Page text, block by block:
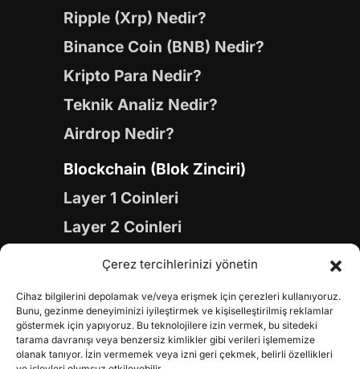
Çerez tercihlerinizi yönetin
Cihaz bilgilerini depolamak ve/veya erişmek için çerezleri kullanıyoruz.
Bunu, gezinme deneyiminizi iyileştirmek ve kişiselleştirilmiş reklamlar
göstermek için yapıyoruz. Bu teknolojilere izin vermek, bu sitedeki
tarama davranışı veya benzersiz kimlikler gibi verileri işlememize
olanak tanıyor. İzin vermemek veya izni geri çekmek, belirli özellikleri
Ripple (Xrp) Nedir?
Binance Coin (BNB) Nedir?
Kripto Para Nedir?
Teknik Analiz Nedir?
Airdrop Nedir?
Blockchain (Blok Zinciri)
Layer 1 Coinleri
Layer 2 Coinleri
Yapay Zeka (AI) Coinleri
Gaming Coinleri
RWA Coinleri